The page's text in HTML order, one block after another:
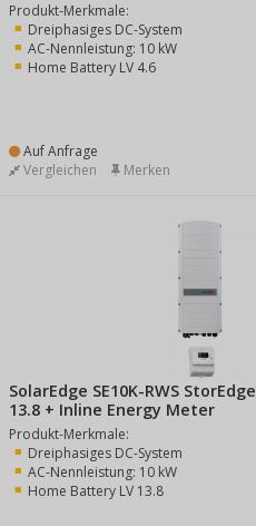
Produkt-Merkmale:
Dreiphasiges DC-System
AC-Nennleistung: 10 kW
Home Battery LV 4.6
Auf Anfrage
Vergleichen Merken
SolarEdge SE10K-RWS
13.8 + Inline Energy Meter
Produkt-Merkmale:
Dreiphasiges DC-System
AC-Nennleistung: 10 kW
Home Battery LV 13.8